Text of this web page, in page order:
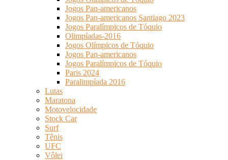
Jogos Pan-americanos
Jogos Pan-americanos Santiago 2023
Jogos Paralímpicos de Tóquio
Olimpíadas-2016
Jogos Olímpicos de Tóquio
Jogos Pan-americanos
Jogos Paralímpicos de Tóquio
Paris 2024
Paralimpíada 2016
Lutas
Maratona
Motovelocidade
Stock Car
Surf
Tênis
UFC
Vôlei